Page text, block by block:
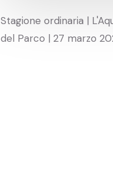
Stagione ordinaria |
del Parco | 27 marzo